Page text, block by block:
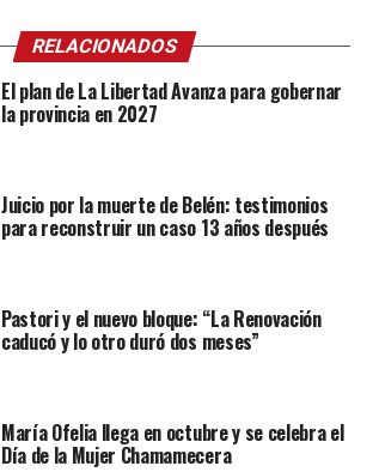
RELACIONADOS
El plan de La Libertad Avanza para gobernar
la provincia en 2027
Juicio por la muerte de Belén: testimonios
para reconstruir un caso 13 años después
Pastori y el nuevo bloque: “La Renovación
caducó y lo otro duró dos meses”
María Ofelia llega en octubre y se celebra el
Día de la Mujer Chamamecera